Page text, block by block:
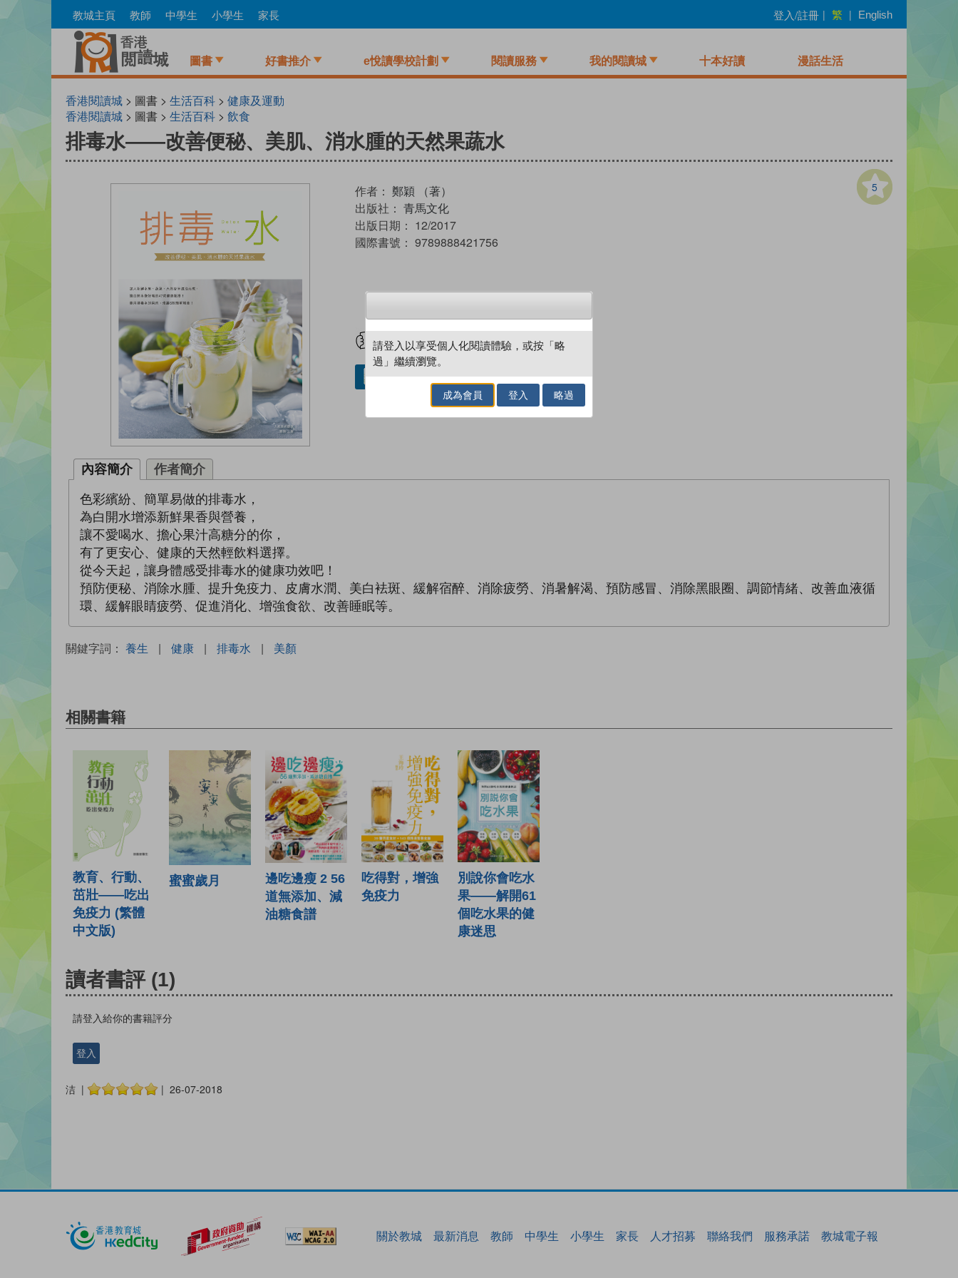
to
教城主頁 教師 中學生 小學生 家長 登入/註冊 | 繁 | English
圖書 好書推介 e悅讀學校計劃 閱讀服務 我的閱讀城 十本好讀 漫話生活
香港閱讀城 > 圖書 > 生活百科 > 健康及運動
香港閱讀城 > 圖書 > 生活百科 > 飲食
排毒水——改善便秘、美肌、消水腫的天然果蔬水
5
作者： 鄭穎 （著）
出版社： 青馬文化
出版日期： 12/2017
國際書號： 9789888421756
試閲 加入閱讀紀錄
借閱實體書
內容簡介 作者簡介
色彩繽紛、簡單易做的排毒水，
為白開水增添新鮮果香與營養，
讓不愛喝水、擔心果汁高糖分的你，
有了更安心、健康的天然輕飲料選擇。
從今天起，讓身體感受排毒水的健康功效吧！
預防便秘、消除水腫、提升免疫力、皮膚水潤、美白袪斑、緩解宿醉、消除疲勞、消暑解渴、預防感冒、消除黑眼圈、調節情緒、改善血液循
環、緩解眼睛疲勞、促進消化、增強食欲、改善睡眠等。
關鍵字詞： 養生 | 健康 | 排毒水 | 美顏
相關書籍
教育、行動、
茁壯——吃出
免疫力 (繁體
中文版)
蜜蜜歲月
邊吃邊瘦 2 56
道無添加、減
油糖食譜
吃得對，增強
免疫力
別說你會吃水
果——解開61
個吃水果的健
康迷思
讀者書評 (1)
請登入給你的書籍評分
登入
洁 | | 26-07-2018
關於教城 最新消息 教師 中學生 小學生 家長 人才招募 聯絡我們 服務承諾 教城電子報
請登入以享受個人化閱讀體驗，或按「略
過」繼續瀏覽。
成為會員 登入 略過